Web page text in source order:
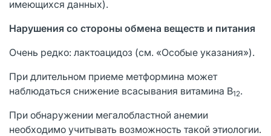
имеющихся данных).
Нарушения со стороны обмена веществ и питания
Очень редко: лактоацидоз (см. «Особые указания»).
При длительном приеме метформина может
наблюдаться снижение всасывания витамина В12.
При обнаружении мегалобластной анемии
необходимо учитывать возможность такой этиологии.